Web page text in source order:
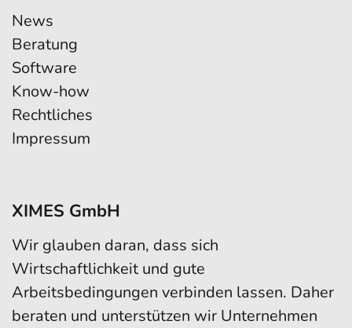
News
Beratung
Software
Know-how
Rechtliches
Impressum
XIMES GmbH
Wir glauben daran, dass sich
Wirtschaftlichkeit und gute
Arbeitsbedingungen verbinden lassen. Daher
beraten und unterstützen wir Unternehmen